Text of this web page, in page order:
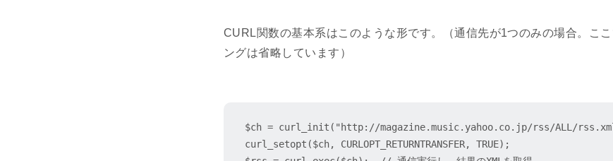
CURL関数の基本系はこのような形です。（通信先が1つのみの場合。こ
ングは省略しています）
$ch = curl_init("http://magazine.music.yahoo.co.jp/rss/ALL/
curl_setopt($ch, CURLOPT_RETURNTRANSFER, TRUE);